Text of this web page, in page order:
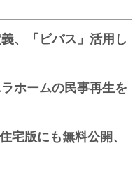
、「ビバス」活用し
ホームの民事再生を
宅版にも無料公開、